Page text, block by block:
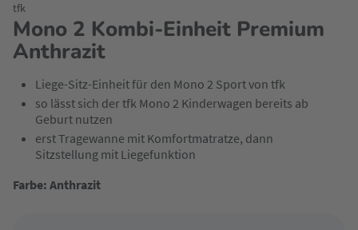
Mono 2 Kombi-Einheit Premium
Anthrazit
tfk
Liege-Sitz-Einheit für den Mono 2 Sport von tfk
so lässt sich der tfk Mono 2 Kinderwagen bereits ab
Geburt nutzen
erst Tragewanne mit Komfortmatratze, dann
Sitzstellung mit Liegefunktion
Farbe: Anthrazit